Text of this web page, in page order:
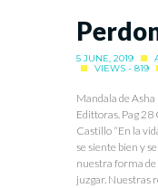
5 JUNE, 2019
VIEWS - 819
Mandala de Asha
Edittoras. Pag
Castillo “En la
se siente bien y
nuestra forma de
juzgar. Nuestras